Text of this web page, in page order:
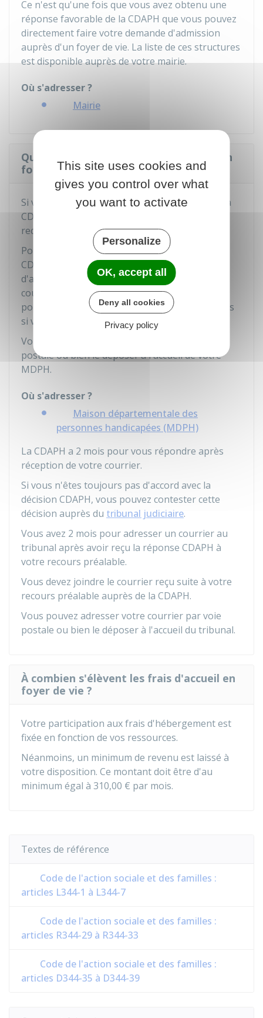
Ce n'est qu'une fois que vous avez obtenu une
réponse favorable de la CDAPH que vous pouvez
directement faire votre demande d'admission
auprès d'un foyer de vie. La liste de ces structures
est disponible auprès de votre mairie.
Où s'adresser ?
Mairie
Quels recours si la demande d'accueil en
foyer de vie est refusée ?
Si vous n'êtes pas d'accord avec la décision de la
CDAPH, vous devez dans un 1
recours préalable auprès d'elle.
Pour cela, vous devez adresser un courrier à la
CDAPH en expliquant pourquoi vous n'êtes pas
d'accord avec sa décision. Vous devez joindre le
courrier vous informant de la décision. Vous
pouvez joindre des documents complémentaires
si vous le jugez nécessaire.
Vous pouvez adresser votre courrier par voie
postale ou bien le déposer à l'accueil de votre
MDPH.
Où s'adresser ?
Maison départementale des
personnes handicapées (MDPH)
La CDAPH a 2 mois pour vous répondre après
réception de votre courrier.
Si vous n'êtes toujours pas d'accord avec la
décision CDAPH, vous pouvez contester cette
décision auprès du tribunal judiciaire.
Vous avez 2 mois pour adresser un courrier au
tribunal après avoir reçu la réponse CDAPH à
votre recours préalable.
Vous devez joindre le courrier reçu suite à votre
recours préalable auprès de la CDAPH.
Vous pouvez adresser votre courrier par voie
postale ou bien le déposer à l'accueil du tribunal.
À combien s'élèvent les frais d'accueil en
foyer de vie ?
Votre participation aux frais d'hébergement est
fixée en fonction de vos ressources.
Néanmoins, un minimum de revenu est laissé à
votre disposition. Ce montant doit être d'au
minimum égal à 310,00 € par mois.
Textes de référence
Code de l'action sociale et des familles :
articles L344-1 à L344-7
Code de l'action sociale et des familles :
articles R344-29 à R344-33
Code de l'action sociale et des familles :
articles D344-35 à D344-39
This site uses cookies and
gives you control over what
you want to activate
Personalize
OK, accept all
Deny all cookies
Privacy policy